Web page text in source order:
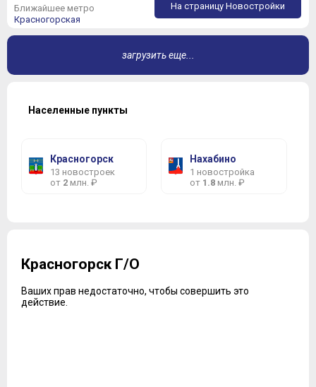
Ближайшее метро
Красногорская
На страницу Новостройки
загрузить еще...
Населенные пункты
Красногорск
13 новостроек
от 2 млн. ₽
Нахабино
1 новостройка
от 1.8 млн. ₽
Красногорск Г/О
Ваших прав недостаточно, чтобы совершить это
действие.